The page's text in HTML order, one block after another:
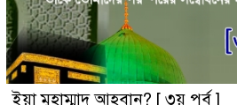
ইয়া মুহাম্মাদু আহবান? [ ৩য় পর্ব ]